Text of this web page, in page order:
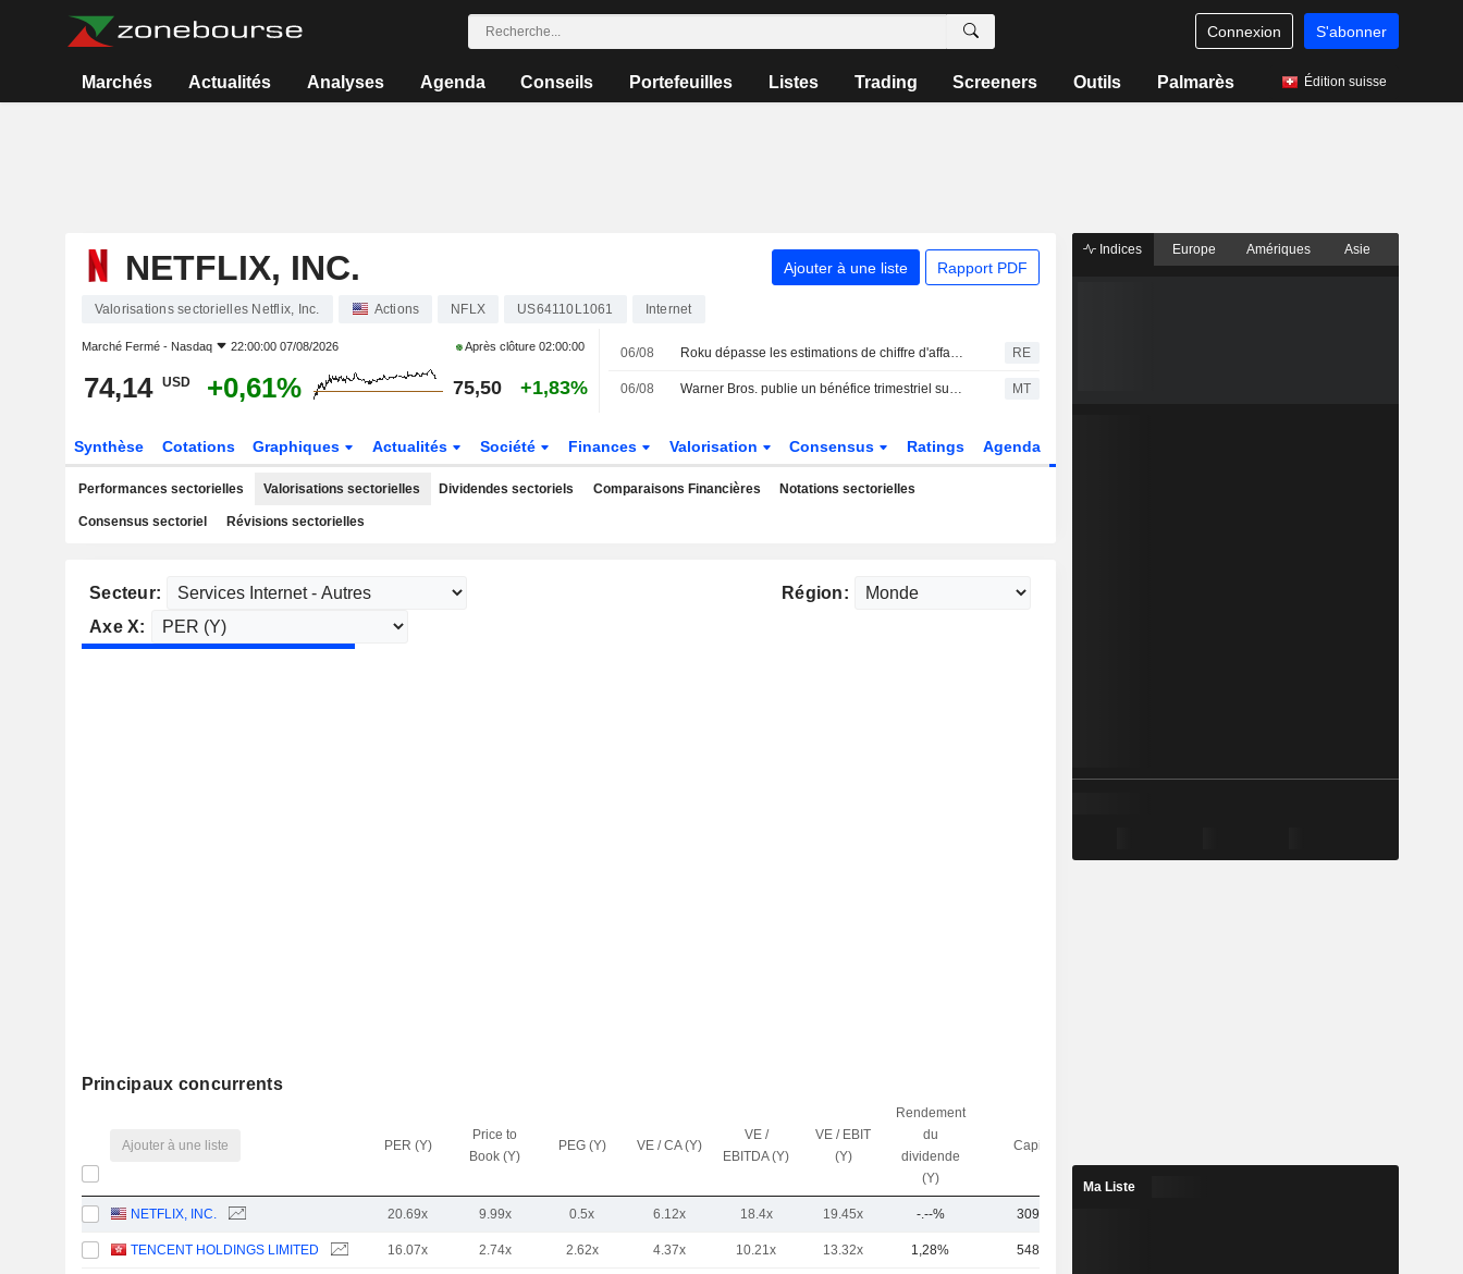
Connexion S'abonner
Marchés Actualités Analyses Agenda Conseils Portefeuilles Listes Trading Screeners Outils Palmarès Édition suisse
NETFLIX, INC. Ajouter à une liste Rapport PDF
Valorisations sectorielles Netflix, Inc. Actions NFLX US64110L1061 Internet
Marché Fermé - Nasdaq 22:00:00 07/08/2026 Après clôture 02:00:00
74,14 USD +0,61% 75,50 +1,83%
06/08 Roku dépasse les estimations de chiffre d'affaires trimestriel grâce à la solidité de la publicité et des abonnements RE
06/08 Warner Bros. publie un bénéfice trimestriel surprise grâce au streaming ; l'accord avec Paramount reçoit le feu vert du Royaume-Uni MT
Synthèse Cotations Graphiques Actualités Société Finances Valorisation Consensus Ratings Agenda
Performances sectorielles Valorisations sectorielles Dividendes sectoriels Comparaisons Financières Notations sectorielles
Consensus sectoriel Révisions sectorielles
Secteur:
Région:
Axe X:
Principaux concurrents
Ajouter à une liste PER (Y)
Price to
Book (Y)
PEG (Y) VE / CA (Y)
VE /
EBITDA (Y)
VE / EBIT
(Y)
Rendement
du
dividende
(Y)
Capi.($)
NETFLIX, INC. 20.69x 9.99x 0.5x 6.12x 18.4x 19.45x -.--% 309 Md
TENCENT HOLDINGS LIMITED 16.07x 2.74x 2.62x 4.37x 10.21x 13.32x 1,28% 548 Md
Indices Europe Amériques Asie
Ma Liste